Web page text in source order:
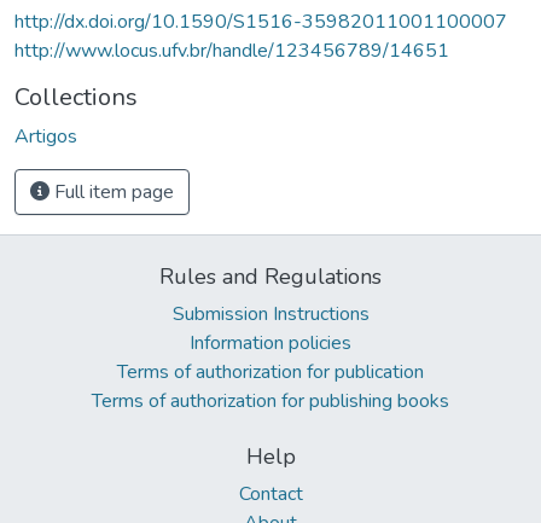
http://dx.doi.org/10.1590/S1516-35982011001100007
http://www.locus.ufv.br/handle/123456789/14651
Collections
Artigos
Full item page
Rules and Regulations
Submission Instructions
Information policies
Terms of authorization for publication
Terms of authorization for publishing books
Help
Contact